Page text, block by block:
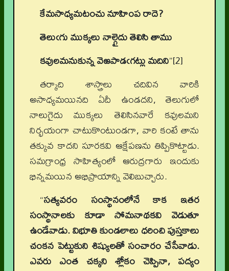
కేమసాధ్యమటంచు నూహింప రాదె?
తెలుఁగు ముక్కలు నాల్గైదు తెలిసి తాము
కవులమనుకున్న వెఱపాడఁగట్లు మదిని”[2]
తర్కాది శాస్త్రాలు చదివిన వారికి
అసాధ్యమయినది ఏదీ ఉండదని, తెలుగులో
నాలుగైదు ముక్కలు తెలిసినవారే కవులమని
నిర్భయంగా చాటుకొంటుండగా, వారి కంటే తాను
తక్కువ కాదని సూరకవి ఆక్షేపణను తిప్పికొట్టాడు.
సమగ్రాంధ్ర సాహిత్యంలో ఆరుద్రగారు ఇందుకు
భిన్నమయిన అభిప్రాయాన్ని వెలిబుచ్చారు.
“సత్యవరం సంస్థానంలోనే కాక ఇతర
సంస్థానాలకు కూడా సోమనాథకవి వెడుతూ
ఉండేవాడు. విభూతి కుండలాలు ధరించి పుస్తకాలు
చంకన పెట్టుకుని శిష్యులతో సంచారం చేసేవాడు.
ఎవరు ఎంత చక్కని శ్లోకం చెప్పినా, పద్యం